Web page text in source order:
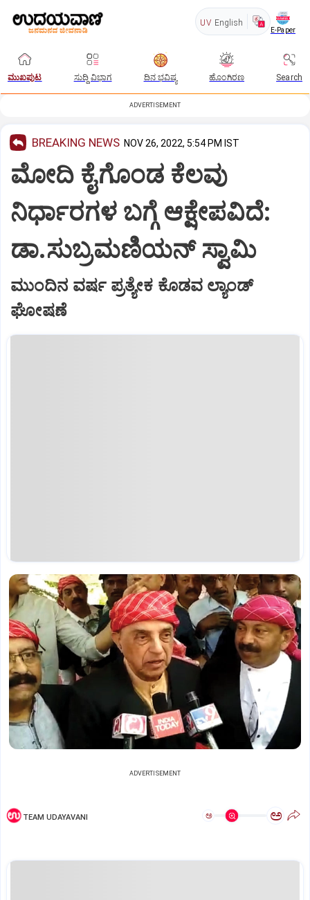
UV English
E-Paper
ಮುಖಪುಟ ಸುದ್ದಿ ವಿಭಾಗ ದಿನ ಭವಿಷ್ಯ ಹೊಂಗಿರಣ Search
ADVERTISEMENT
BREAKING NEWS NOV 26, 2022, 5:54 PM IST
ಮೋದಿ ಕೈಗೊಂಡ ಕೆಲವು
ನಿರ್ಧಾರಗಳ ಬಗ್ಗೆ ಆಕ್ಷೇಪವಿದೆ:
ಡಾ.ಸುಬ್ರಮಣಿಯನ್ ಸ್ವಾಮಿ
ಮುಂದಿನ ವರ್ಷ ಪ್ರತ್ಯೇಕ ಕೊಡವ ಲ್ಯಾಂಡ್
ಘೋಷಣೆ
ADVERTISEMENT
TEAM UDAYAVANI ಅ ಅ